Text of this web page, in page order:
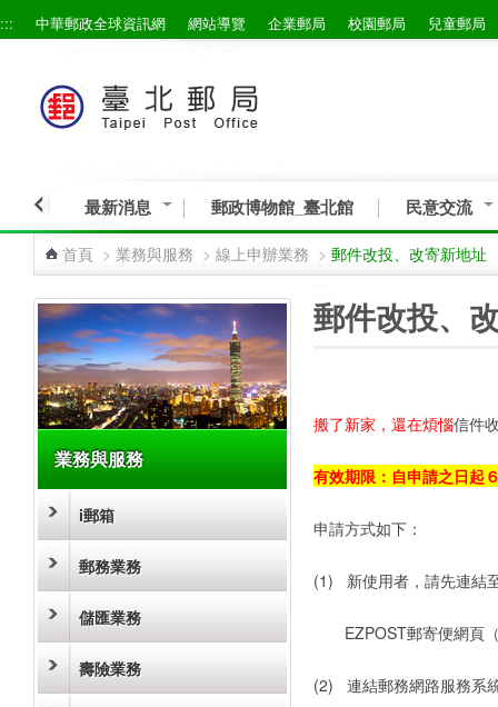
跳到主要內容區塊
::: 中華郵政全球資訊網 網站導覽 企業郵局 校園郵局 兒童郵局
最新消息 郵政博物館_臺北館 民意交流
首頁 > 業務與服務 > 線上申辦業務 > 郵件改投、改寄新地址
業務與服務
i郵箱
郵務業務
儲匯業務
壽險業務
郵件改投、
搬了新家，還在煩惱信件
有效期限：自申請之日起
申請方式如下：
(1) 新使用者，請先連結
EZPOST郵寄便網頁
(2) 連結郵務網路服務系